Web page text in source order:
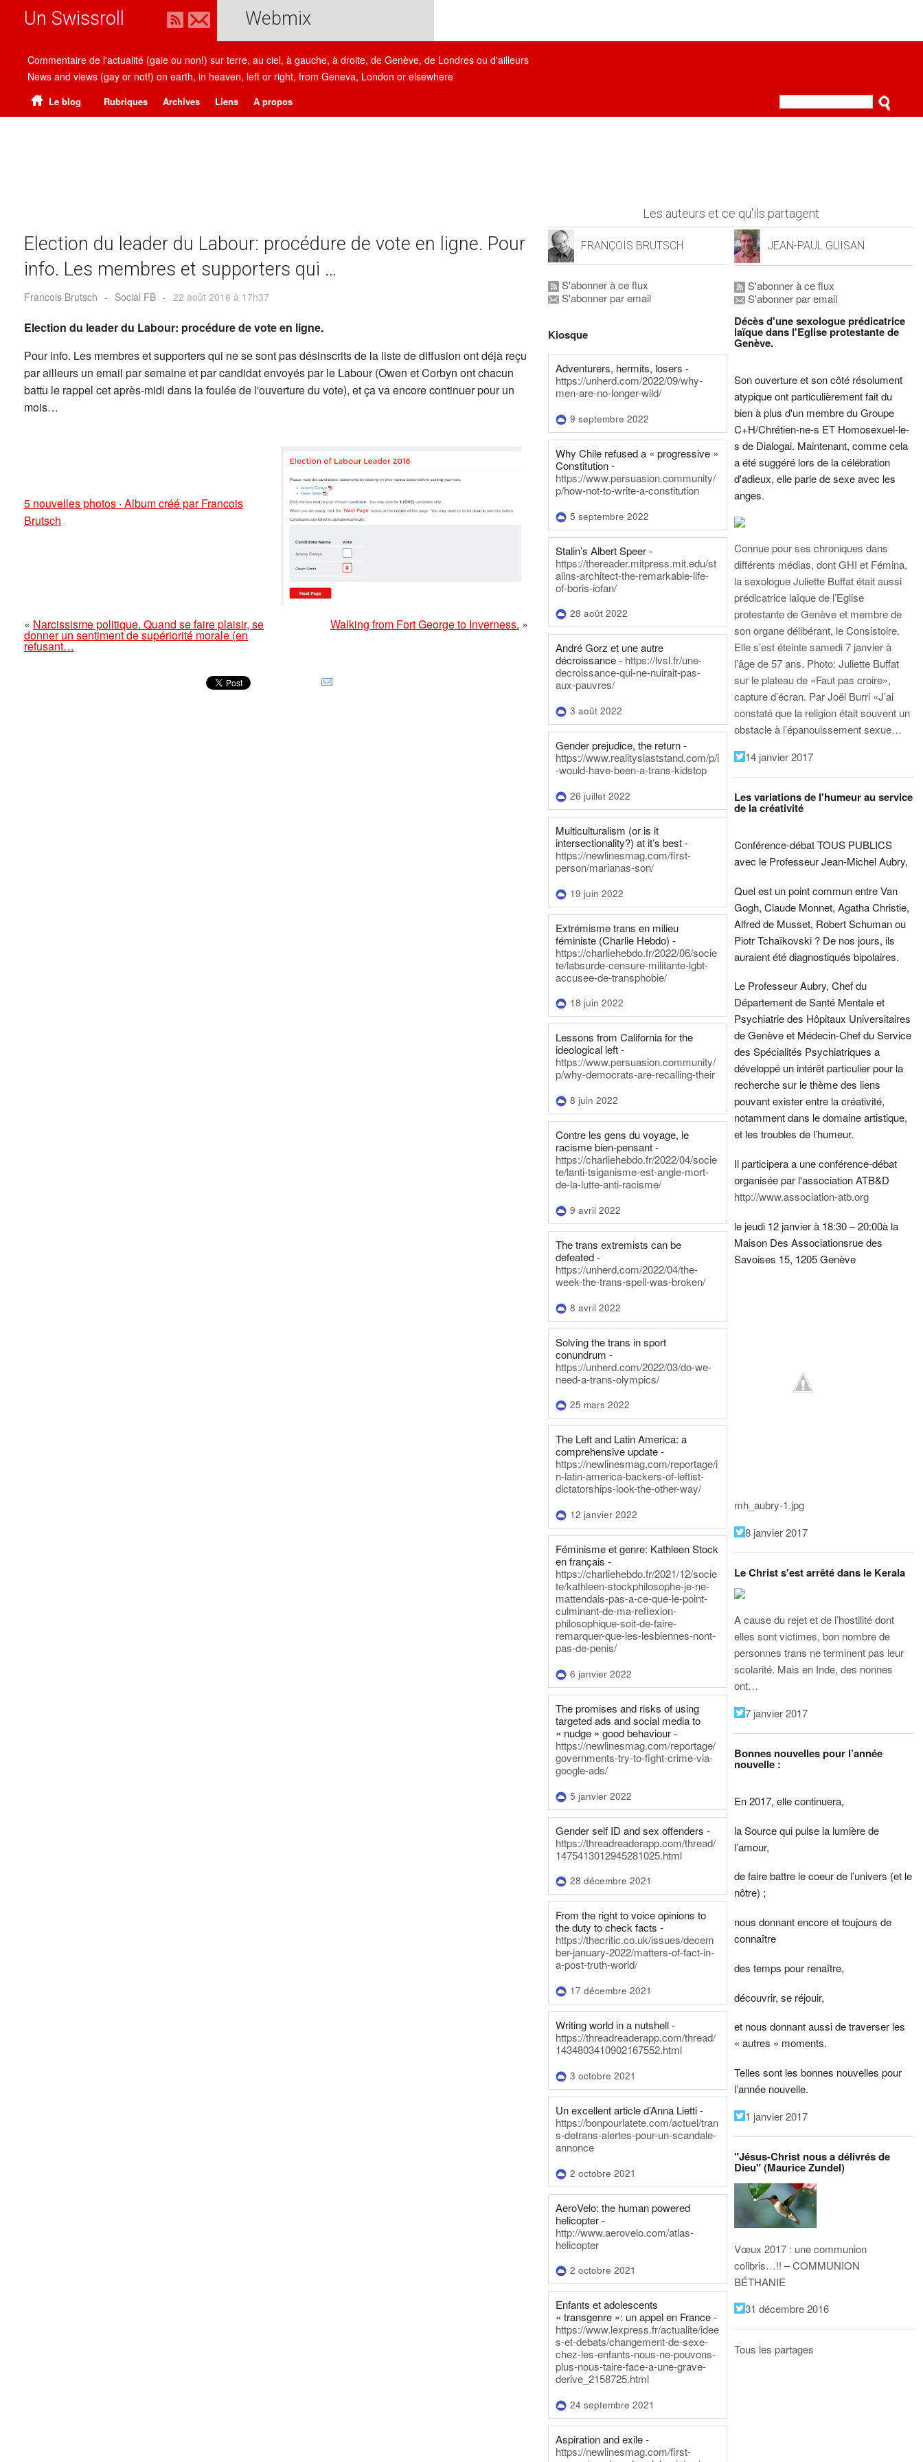
Un Swissroll Webmix
Commentaire de l'actualité (gaie ou non!) sur terre, au ciel, à gauche, à droite, de Genève, de Londres ou d'ailleurs
News and views (gay or not!) on earth, in heaven, left or right, from Geneva, London or elsewhere
Le blog Rubriques Archives Liens A propos
Election du leader du Labour: procédure de vote en ligne. Pour
info. Les membres et supporters qui …
Francois Brutsch - Social FB - 22 août 2016 à 17h37
Election du leader du Labour: procédure de vote en ligne.
Pour info. Les membres et supporters qui ne se sont pas désinscrits de la liste de diffusion ont déjà reçu
par ailleurs un email par semaine et par candidat envoyés par le Labour (Owen et Corbyn ont chacun
battu le rappel cet après-midi dans la foulée de l'ouverture du vote), et ça va encore continuer pour un
mois…
5 nouvelles photos · Album créé par Francois
Brutsch
« Narcissisme politique. Quand se faire plaisir, se
donner un sentiment de supériorité morale (en
refusant…
Walking from Fort George to Inverness. »
Les auteurs et ce qu'ils partagent
FRANÇOIS BRUTSCH
S'abonner à ce flux
S'abonner par email
Kiosque
Adventurers, hermits, losers -
https://unherd.com/2022/09/why-
men-are-no-longer-wild/
9 septembre 2022
Why Chile refused a « progressive »
Constitution -
https://www.persuasion.community/
p/how-not-to-write-a-constitution
5 septembre 2022
Stalin’s Albert Speer -
https://thereader.mitpress.mit.edu/st
alins-architect-the-remarkable-life-
of-boris-iofan/
28 août 2022
André Gorz et une autre
décroissance - https://lvsl.fr/une-
decroissance-qui-ne-nuirait-pas-
aux-pauvres/
3 août 2022
Gender prejudice, the return -
https://www.realityslaststand.com/p/i
-would-have-been-a-trans-kidstop
26 juillet 2022
Multiculturalism (or is it
intersectionality?) at it’s best -
https://newlinesmag.com/first-
person/marianas-son/
19 juin 2022
Extrémisme trans en milieu
féministe (Charlie Hebdo) -
https://charliehebdo.fr/2022/06/socie
te/labsurde-censure-militante-lgbt-
accusee-de-transphobie/
18 juin 2022
Lessons from California for the
ideological left -
https://www.persuasion.community/
p/why-democrats-are-recalling-their
8 juin 2022
Contre les gens du voyage, le
racisme bien-pensant -
https://charliehebdo.fr/2022/04/socie
te/lanti-tsiganisme-est-angle-mort-
de-la-lutte-anti-racisme/
9 avril 2022
The trans extremists can be
defeated -
https://unherd.com/2022/04/the-
week-the-trans-spell-was-broken/
8 avril 2022
Solving the trans in sport
conundrum -
https://unherd.com/2022/03/do-we-
need-a-trans-olympics/
25 mars 2022
The Left and Latin America: a
comprehensive update -
https://newlinesmag.com/reportage/i
n-latin-america-backers-of-leftist-
dictatorships-look-the-other-way/
12 janvier 2022
Féminisme et genre: Kathleen Stock
en français -
https://charliehebdo.fr/2021/12/socie
te/kathleen-stockphilosophe-je-ne-
mattendais-pas-a-ce-que-le-point-
culminant-de-ma-reflexion-
philosophique-soit-de-faire-
remarquer-que-les-lesbiennes-nont-
pas-de-penis/
6 janvier 2022
The promises and risks of using
targeted ads and social media to
« nudge » good behaviour -
https://newlinesmag.com/reportage/
governments-try-to-fight-crime-via-
google-ads/
5 janvier 2022
Gender self ID and sex offenders -
https://threadreaderapp.com/thread/
1475413012945281025.html
28 décembre 2021
From the right to voice opinions to
the duty to check facts -
https://thecritic.co.uk/issues/decem
ber-january-2022/matters-of-fact-in-
a-post-truth-world/
17 décembre 2021
Writing world in a nutshell -
https://threadreaderapp.com/thread/
1434803410902167552.html
3 octobre 2021
Un excellent article d’Anna Lietti -
https://bonpourlatete.com/actuel/tran
s-detrans-alertes-pour-un-scandale-
annonce
2 octobre 2021
AeroVelo: the human powered
helicopter -
http://www.aerovelo.com/atlas-
helicopter
2 octobre 2021
Enfants et adolescents
« transgenre »: un appel en France -
https://www.lexpress.fr/actualite/idee
s-et-debats/changement-de-sexe-
chez-les-enfants-nous-ne-pouvons-
plus-nous-taire-face-a-une-grave-
derive_2158725.html
24 septembre 2021
Aspiration and exile -
https://newlinesmag.com/first-
JEAN-PAUL GUISAN
S'abonner à ce flux
S'abonner par email
Décès d'une sexologue prédicatrice
laïque dans l'Eglise protestante de
Genève.
Son ouverture et son côté résolument
atypique ont particulièrement fait du
bien à plus d'un membre du Groupe
C+H/Chrétien-ne-s ET Homosexuel-le-
s de Dialogai. Maintenant, comme cela
a été suggéré lors de la célébration
d'adieux, elle parle de sexe avec les
anges.
Connue pour ses chroniques dans
différents médias, dont GHI et Fémina,
la sexologue Juliette Buffat était aussi
prédicatrice laïque de l’Eglise
protestante de Genève et membre de
son organe délibérant, le Consistoire.
Elle s’est éteinte samedi 7 janvier à
l’âge de 57 ans. Photo: Juliette Buffat
sur le plateau de «Faut pas croire»,
capture d’écran. Par Joël Burri «J’ai
constaté que la religion était souvent un
obstacle à l’épanouissement sexue…
14 janvier 2017
Les variations de l'humeur au service
de la créativité
Conférence-débat TOUS PUBLICS
avec le Professeur Jean-Michel Aubry,
Quel est un point commun entre Van
Gogh, Claude Monnet, Agatha Christie,
Alfred de Musset, Robert Schuman ou
Piotr Tchaïkovski ? De nos jours, ils
auraient été diagnostiqués bipolaires.
Le Professeur Aubry, Chef du
Département de Santé Mentale et
Psychiatrie des Hôpitaux Universitaires
de Genève et Médecin-Chef du Service
des Spécialités Psychiatriques a
développé un intérêt particulier pour la
recherche sur le thème des liens
pouvant exister entre la créativité,
notamment dans le domaine artistique,
et les troubles de l’humeur.
Il participera a une conférence-débat
organisée par l'association ATB&D
http://www.association-atb.org
le jeudi 12 janvier à 18:30 – 20:00à la
Maison Des Associationsrue des
Savoises 15, 1205 Genève
mh_aubry-1.jpg
8 janvier 2017
Le Christ s'est arrêté dans le Kerala
A cause du rejet et de l’hostilité dont
elles sont victimes, bon nombre de
personnes trans ne terminent pas leur
scolarité. Mais en Inde, des nonnes
ont…
7 janvier 2017
Bonnes nouvelles pour l’année
nouvelle :
En 2017, elle continuera,
la Source qui pulse la lumière de
l’amour,
de faire battre le coeur de l’univers (et le
nôtre) ;
nous donnant encore et toujours de
connaître
des temps pour renaître,
découvrir, se réjouir,
et nous donnant aussi de traverser les
« autres » moments.
Telles sont les bonnes nouvelles pour
l’année nouvelle.
1 janvier 2017
"Jésus-Christ nous a délivrés de
Dieu" (Maurice Zundel)
Vœux 2017 : une communion
colibris…!! – COMMUNION
BÉTHANIE
31 décembre 2016
Tous les partages